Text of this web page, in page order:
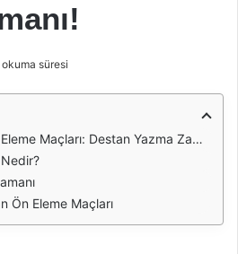
süresi
Maçları: Destan Yazma Zamanı!
Ön Eleme Maçları